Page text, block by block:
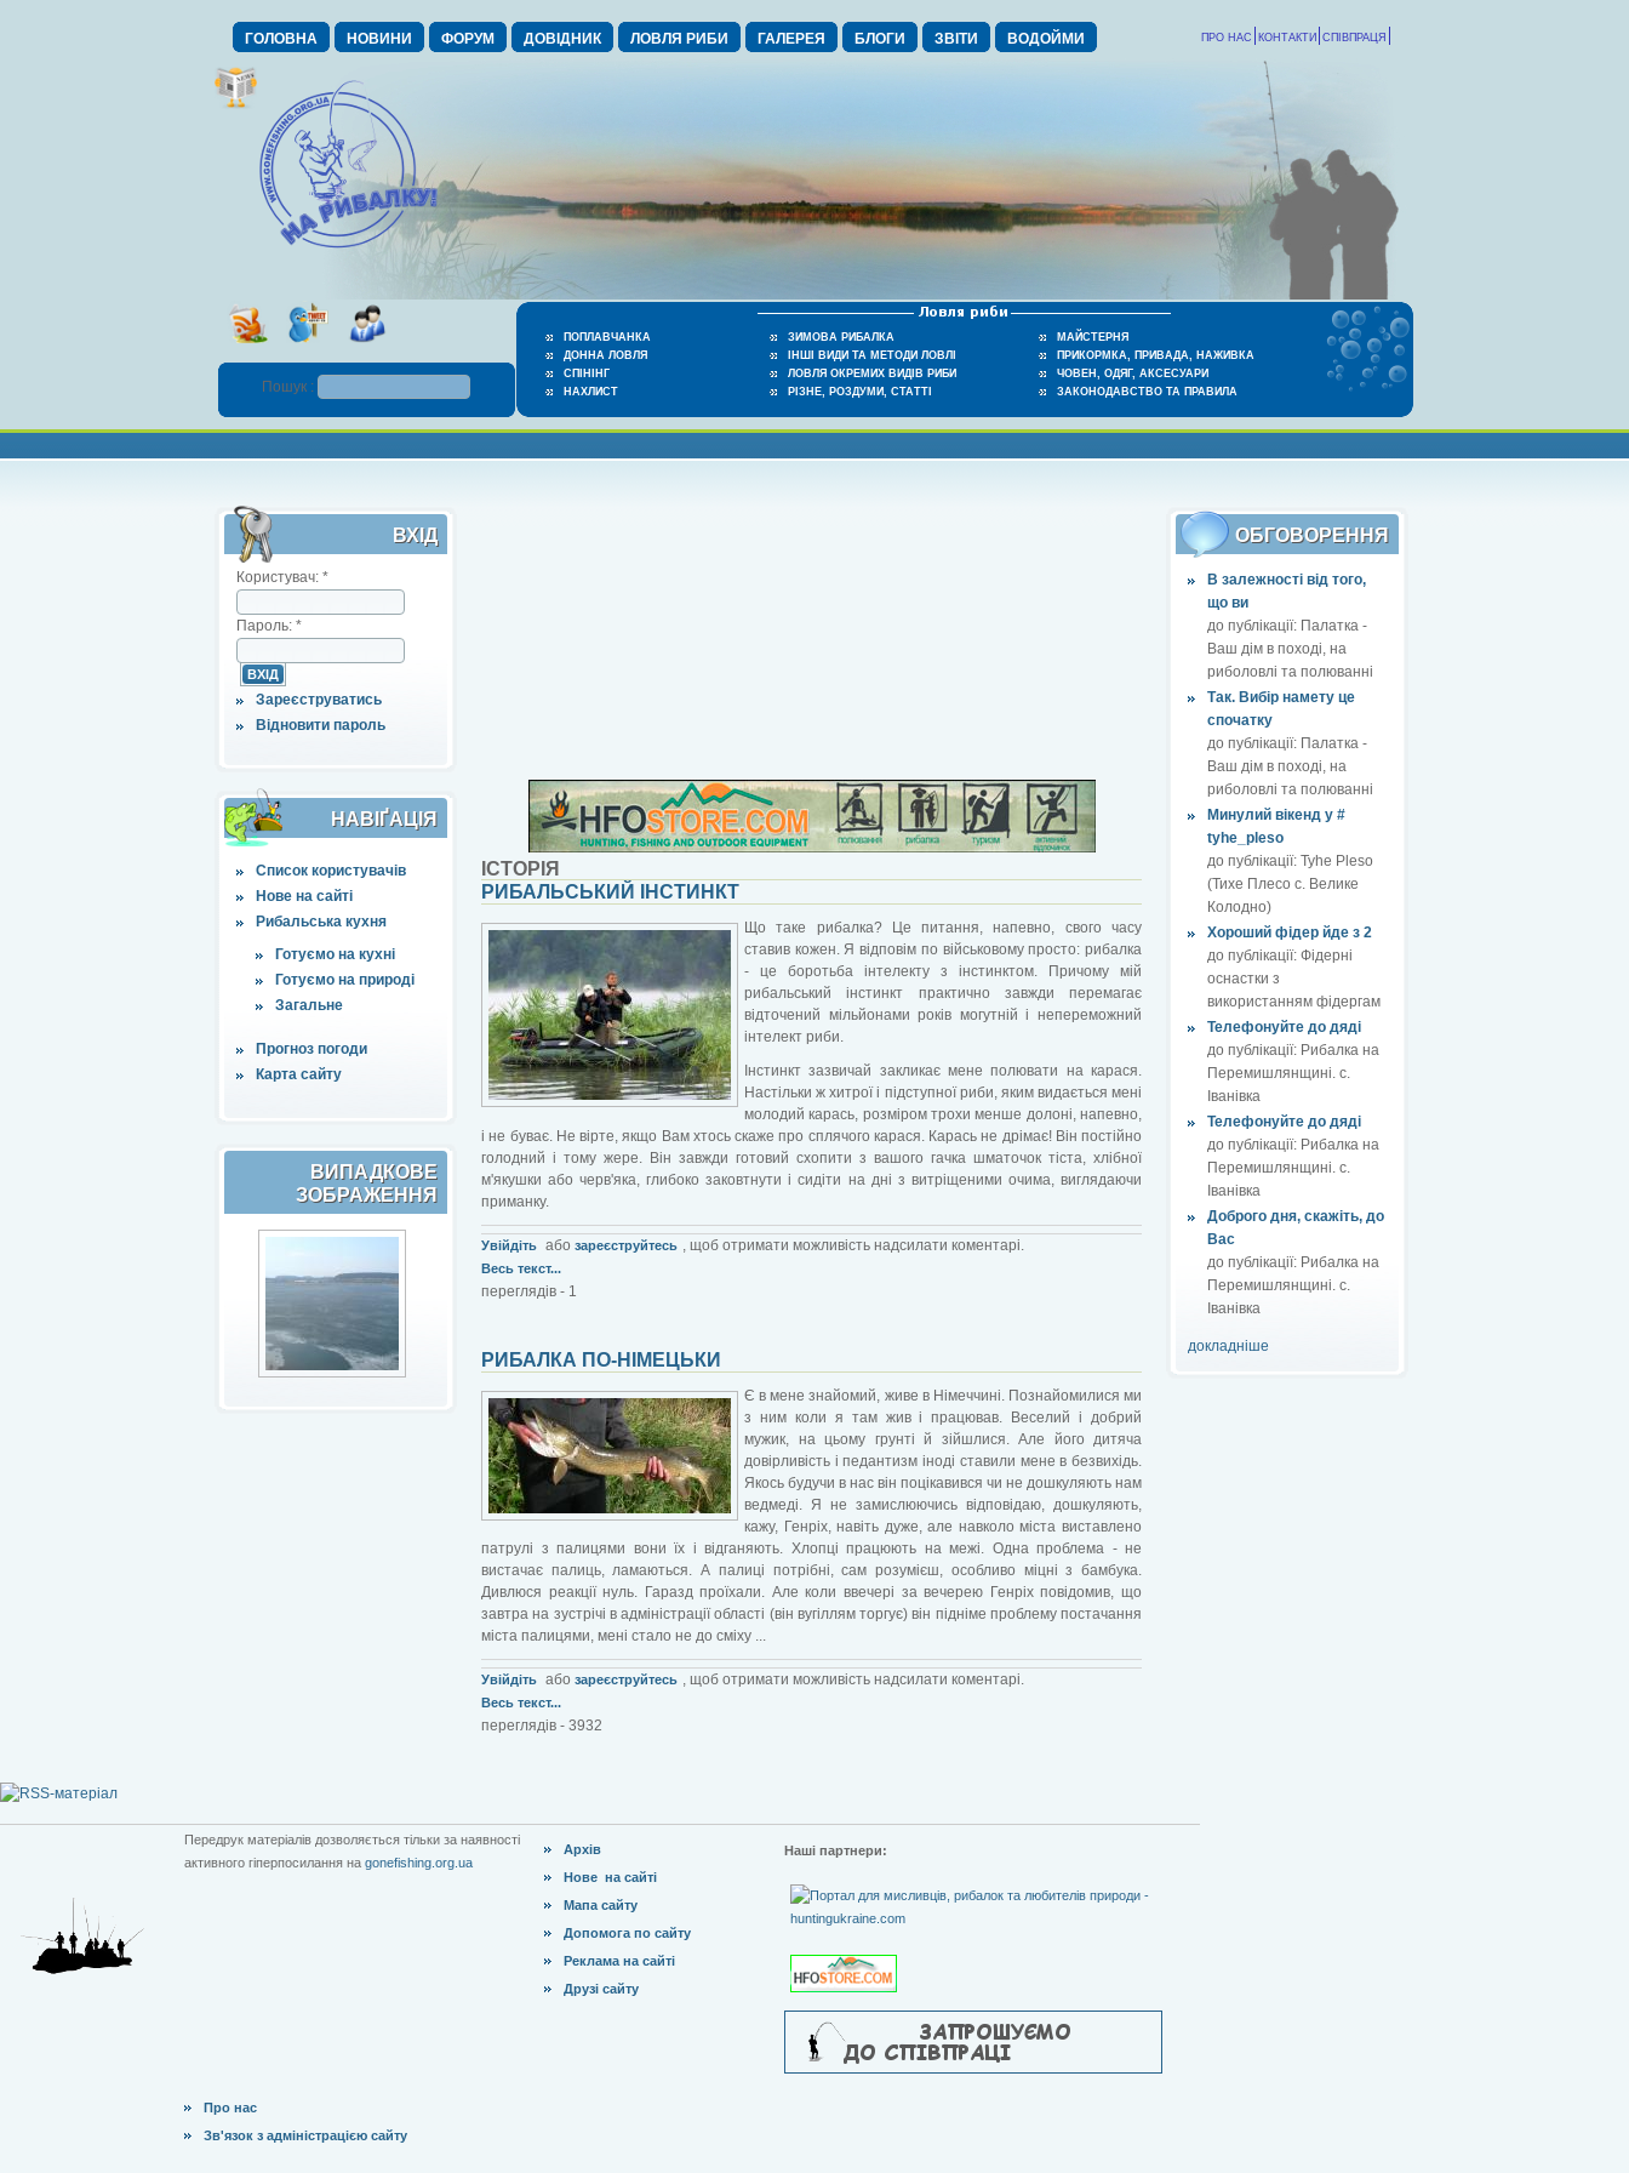
ГОЛОВНА НОВИНИ ФОРУМ ДОВІДНИК ЛОВЛЯ РИБИ ГАЛЕРЕЯ БЛОГИ ЗВІТИ ВОДОЙМИ СПІВПРАЦЯ
КОНТАКТИ
ПРО НАС
ПОПЛАВЧАНКА
ДОННА ЛОВЛЯ
СПІНІНГ
НАХЛИСТ
ЗИМОВА РИБАЛКА
ІНШІ ВИДИ ТА МЕТОДИ ЛОВЛІ
ЛОВЛЯ ОКРЕМИХ ВИДІВ РИБИ
РІЗНЕ, РОЗДУМИ, СТАТТІ
МАЙСТЕРНЯ
ПРИКОРМКА, ПРИВАДА, НАЖИВКА
ЧОВЕН, ОДЯГ, АКСЕСУАРИ
ЗАКОНОДАВСТВО ТА ПРАВИЛА
Пошук :
ВХІД
Користувач: *
Пароль: *
Зареєструватись
Відновити пароль
НАВІҐАЦІЯ
Список користувачів
Нове на сайті
Рибальська кухня
Готуємо на кухні
Готуємо на природі
Загальне
Прогноз погоди
Карта сайту
ВИПАДКОВЕ
ЗОБРАЖЕННЯ
ОБГОВОРЕННЯ
В залежності від того,
що ви
до публікації: Палатка -
Ваш дім в поході, на
риболовлі та полюванні
Так. Вибір намету це
спочатку
до публікації: Палатка -
Ваш дім в поході, на
риболовлі та полюванні
Минулий вікенд у #
tyhe_pleso
до публікації: Tyhe Pleso
(Тихе Плесо с. Велике
Колодно)
Хороший фідер йде з 2
до публікації: Фідерні
оснастки з
використанням фідергам
Телефонуйте до дяді
до публікації: Рибалка на
Перемишлянщині. с.
Іванівка
Телефонуйте до дяді
до публікації: Рибалка на
Перемишлянщині. с.
Іванівка
Доброго дня, скажіть, до
Вас
до публікації: Рибалка на
Перемишлянщині. с.
Іванівка
докладніше
ІСТОРІЯ
РИБАЛЬСЬКИЙ ІНСТИНКТ
Що таке рибалка? Це питання, напевно, свого часу
ставив кожен. Я відповім по військовому просто: рибалка
- це боротьба інтелекту з інстинктом. Причому мій
рибальський інстинкт практично завжди перемагає
відточений мільйонами років могутній і непереможний
інтелект риби.
Інстинкт зазвичай закликає мене полювати на карася.
Настільки ж хитрої і підступної риби, яким видається мені
молодий карась, розміром трохи менше долоні, напевно,
і не буває. Не вірте, якщо Вам хтось скаже про сплячого карася. Карась не дрімає! Він постійно
голодний і тому жере. Він завжди готовий схопити з вашого гачка шматочок тіста, хлібної
м'якушки або черв'яка, глибоко заковтнути і сидіти на дні з витріщеними очима, виглядаючи
приманку.
Увійдіть або зареєструйтесь , щоб отримати можливість надсилати коментарі.
Весь текст...
переглядів - 1
РИБАЛКА ПО-НІМЕЦЬКИ
Є в мене знайомий, живе в Німеччині. Познайомилися ми
з ним коли я там жив і працював. Веселий і добрий
мужик, на цьому грунті й зійшлися. Але його дитяча
довірливість і педантизм іноді ставили мене в безвихідь.
Якось будучи в нас він поцікавився чи не дошкуляють нам
ведмеді. Я не замислюючись відповідаю, дошкуляють,
кажу, Генріх, навіть дуже, але навколо міста виставлено
патрулі з палицями вони їх і відганяють. Хлопці працюють на межі. Одна проблема - не
вистачає палиць, ламаються. А палиці потрібні, сам розумієш, особливо міцні з бамбука.
Дивлюся реакції нуль. Гаразд проїхали. Але коли ввечері за вечерею Генріх повідомив, що
завтра на зустрічі в адміністрації області (він вугіллям торгує) він підніме проблему постачання
міста палицями, мені стало не до сміху ...
Увійдіть або зареєструйтесь , щоб отримати можливість надсилати коментарі.
Весь текст...
переглядів - 3932
Передрук матеріалів дозволяється тільки за наявності
активного гіперпосилання на gonefishing.org.ua
Архів
Нове на сайті
Мапа сайту
Допомога по сайту
Реклама на сайті
Друзі сайту
Наші партнери:
Про нас
Зв'язок з адміністрацією сайту